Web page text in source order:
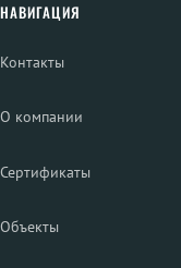
НАВИГАЦИЯ
Контакты
О компании
Сертификаты
Объекты